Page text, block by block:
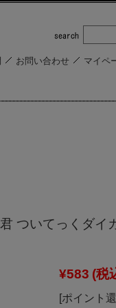
お問い合わせ マイペ
ついてっくダイ
¥583 (税
[ポイント